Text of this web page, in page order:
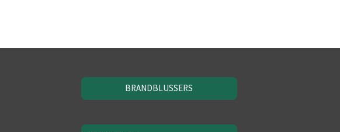
BRANDBLUSSERS